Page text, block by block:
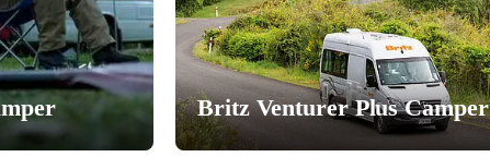
Britz Venturer Plus Camper